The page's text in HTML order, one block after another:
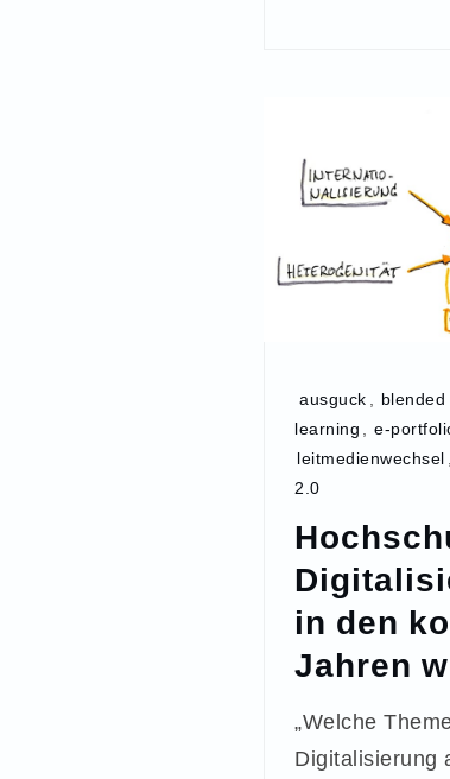
ausguck blended
learning
e-
leitmedienwechsel
2.0
in den
Jahren
„Welche
Digitalisierung